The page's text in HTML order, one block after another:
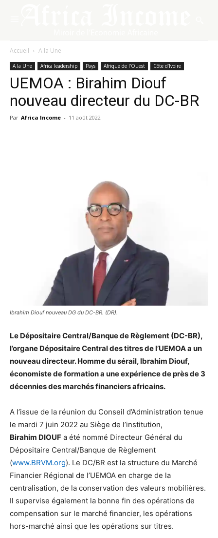
Accueil A la Une
A la Une Africa leadership Pays Afrique de l'Ouest Côte d’Ivoire
UEMOA : Birahim Diouf
nouveau directeur du DC-BR
Par Africa Income - 11 août 2022
Ibrahim Diouf nouveau DG du DC-BR. (DR).
Le Dépositaire Central/Banque de Règlement (DC-BR),
l’organe Dépositaire Central des titres de l’UEMOA a un
nouveau directeur. Homme du sérail, lbrahim Diouf,
économiste de formation a une expérience de près de 3
décennies des marchés financiers africains.
A l’issue de la réunion du Conseil d’Administration tenue
le mardi 7 juin 2022 au Siège de l’institution,
Birahim DIOUF a été nommé Directeur Général du
Dépositaire Central/Banque de Règlement
(www.BRVM.org). Le DC/BR est la structure du Marché
Financier Régional de l’UEMOA en charge de la
centralisation, de la conservation des valeurs mobilières.
Il supervise également la bonne fin des opérations de
compensation sur le marché financier, les opérations
hors-marché ainsi que les opérations sur titres.